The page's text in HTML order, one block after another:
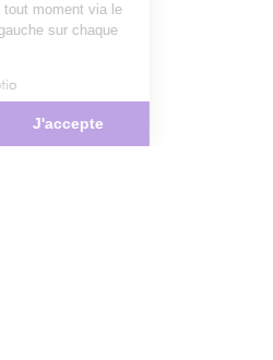
le modifier à tout moment via le
en bas à gauche sur chaque
par
Je choisis